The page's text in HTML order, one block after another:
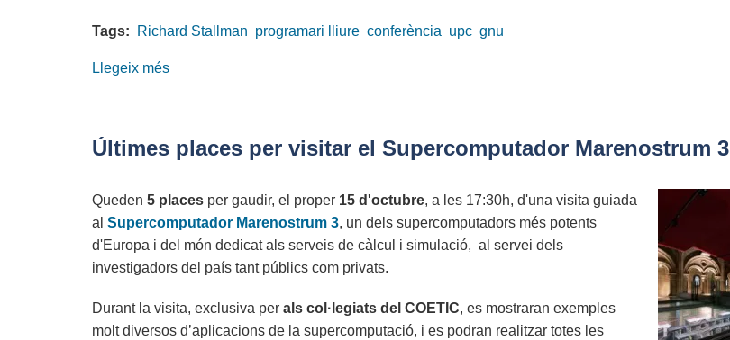
Tags: Richard Stallman programari lliure conferència upc gnu
Llegeix més
Stallman
18
de
juny
a
UPC
Últimes places per visitar el Supercomputador Marenostrum 3
Queden 5 places per gaudir, el proper 15 d'octubre, a les 17:30h, d'una visita guiada
al Supercomputador Marenostrum 3, un dels supercomputadors més potents
d'Europa i del món dedicat als serveis de càlcul i simulació, al servei dels
investigadors del país tant públics com privats.
Durant la visita, exclusiva per als col·legiats del COETIC, es mostraran exemples
molt diversos d’aplicacions de la supercomputació, i es podran realitzar totes les